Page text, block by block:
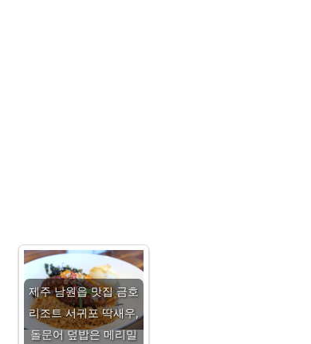
제주 남원읍 맛집 금호
리조트 서귀포 딱새우,
돌문어 덮밥은 메리밀